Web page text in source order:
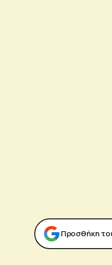
Προσθήκη